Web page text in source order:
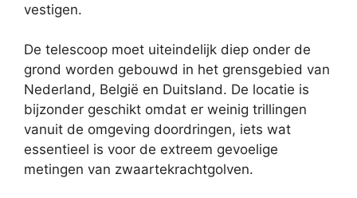
vestigen.
De telescoop moet uiteindelijk diep onder de
grond worden gebouwd in het grensgebied van
Nederland, België en Duitsland. De locatie is
bijzonder geschikt omdat er weinig trillingen
vanuit de omgeving doordringen, iets wat
essentieel is voor de extreem gevoelige
metingen van zwaartekrachtgolven.